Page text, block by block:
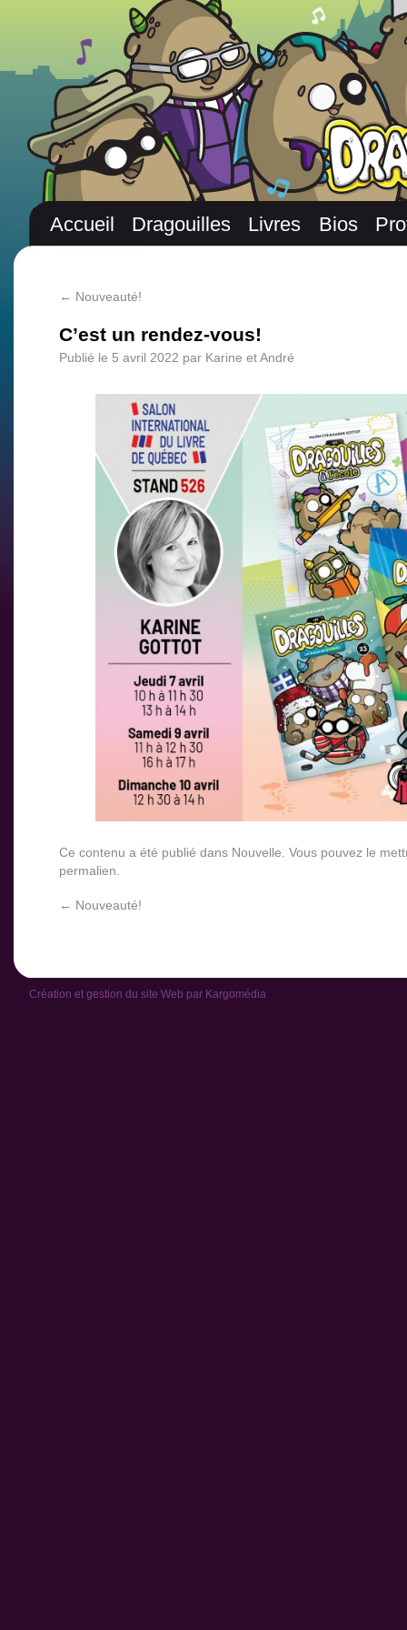
Accueil Dragouilles Livres Bios
← Nouveauté!
C’est un rendez-vous!
Publié le 5 avril 2022 par Karine et André
Ce contenu a été publié dans Nouvelle . Vous pouvez le
permalien
← Nouveauté!
Création et gestion du site Web par Kargomédia